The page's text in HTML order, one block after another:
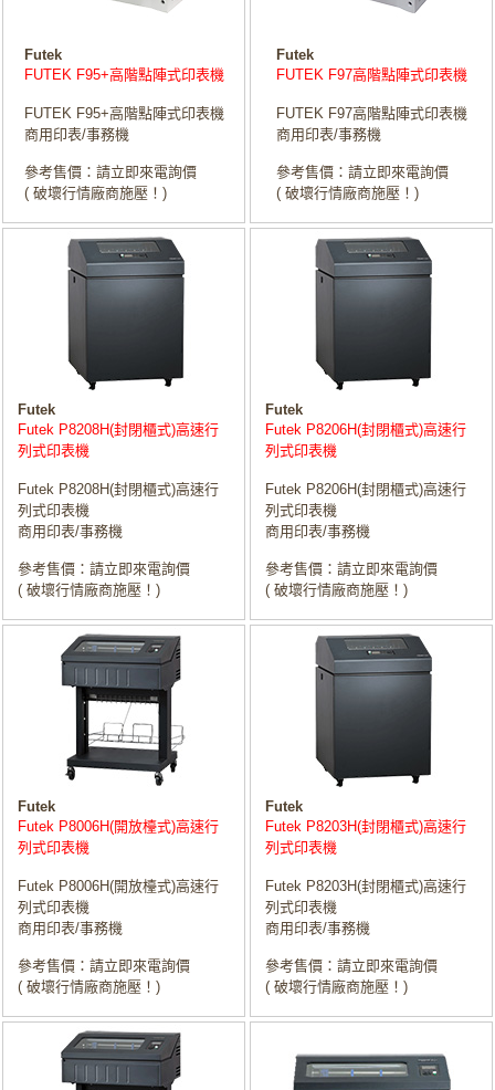
Futek
FUTEK F95+高階點陣式印表機
FUTEK F95+高階點陣式印表機
商用印表/事務機
參考售價：請立即來電詢價
( 破壞行情廠商施壓！)
Futek
FUTEK F97高階點陣式印表機
FUTEK F97高階點陣式印表機
商用印表/事務機
參考售價：請立即來電詢價
( 破壞行情廠商施壓！)
Futek
Futek P8208H(封閉櫃式)高速行
列式印表機
Futek P8208H(封閉櫃式)高速行
列式印表機
商用印表/事務機
參考售價：請立即來電詢價
( 破壞行情廠商施壓！)
Futek
Futek P8206H(封閉櫃式)高速行
列式印表機
Futek P8206H(封閉櫃式)高速行
列式印表機
商用印表/事務機
參考售價：請立即來電詢價
( 破壞行情廠商施壓！)
Futek
Futek P8006H(開放檯式)高速行
列式印表機
Futek P8006H(開放檯式)高速行
列式印表機
商用印表/事務機
參考售價：請立即來電詢價
( 破壞行情廠商施壓！)
Futek
Futek P8203H(封閉櫃式)高速行
列式印表機
Futek P8203H(封閉櫃式)高速行
列式印表機
商用印表/事務機
參考售價：請立即來電詢價
( 破壞行情廠商施壓！)